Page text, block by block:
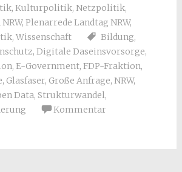
, Kulturpolitik, Netzpolitik,
, Plenarrede Landtag NRW,
, Wissenschaft Bildung,
, Digitale Daseinsvorsorge,
, E-Government, FDP-Fraktion,
, Glasfaser, Große Anfrage, NRW,
Data, Strukturwandel,
Kommentar